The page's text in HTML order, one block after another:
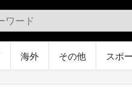
海外 その他 スポ